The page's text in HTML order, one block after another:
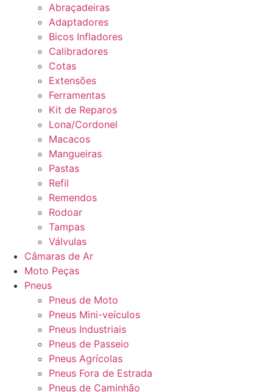
Abraçadeiras
Adaptadores
Bicos Infladores
Calibradores
Cotas
Extensões
Ferramentas
Kit de Reparos
Lona/Cordonel
Macacos
Mangueiras
Pastas
Refil
Remendos
Rodoar
Tampas
Válvulas
Câmaras de Ar
Moto Peças
Pneus
Pneus de Moto
Pneus Mini-veículos
Pneus Industriais
Pneus de Passeio
Pneus Agrícolas
Pneus Fora de Estrada
Pneus de Caminhão